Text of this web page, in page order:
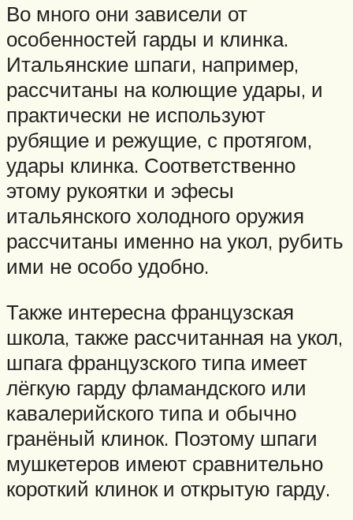
Во много они зависели от
особенностей гарды и клинка.
Итальянские шпаги, например,
рассчитаны на колющие удары, и
практически не используют
рубящие и режущие, с протягом,
удары клинка. Соответственно
этому рукоятки и эфесы
итальянского холодного оружия
рассчитаны именно на укол, рубить
ими не особо удобно.
Также интересна французская
школа, также рассчитанная на укол,
шпага французского типа имеет
лёгкую гарду фламандского или
кавалерийского типа и обычно
гранёный клинок. Поэтому шпаги
мушкетеров имеют сравнительно
короткий клинок и открытую гарду.